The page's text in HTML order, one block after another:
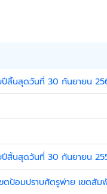
ปีสิ้นสุดวันที่ 30 กันยายน
ปีสิ้นสุดวันที่ 30 กันยายน
ป้อมปราบศัตรูพ่าย เขตสั